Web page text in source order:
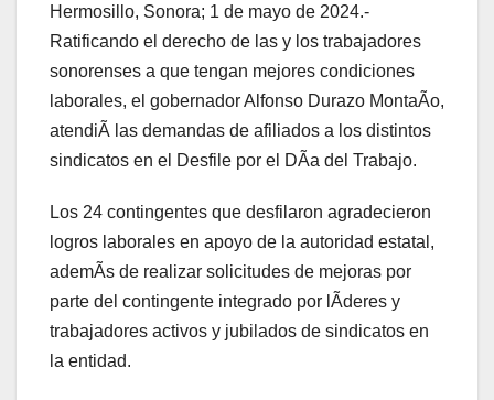
Hermosillo, Sonora; 1 de mayo de 2024.-
Ratificando el derecho de las y los trabajadores
sonorenses a que tengan mejores condiciones
laborales, el gobernador Alfonso Durazo MontaÃo,
atendiÃ las demandas de afiliados a los distintos
sindicatos en el Desfile por el DÃa del Trabajo.
Los 24 contingentes que desfilaron agradecieron
logros laborales en apoyo de la autoridad estatal,
ademÃs de realizar solicitudes de mejoras por
parte del contingente integrado por lÃderes y
trabajadores activos y jubilados de sindicatos en
la entidad.